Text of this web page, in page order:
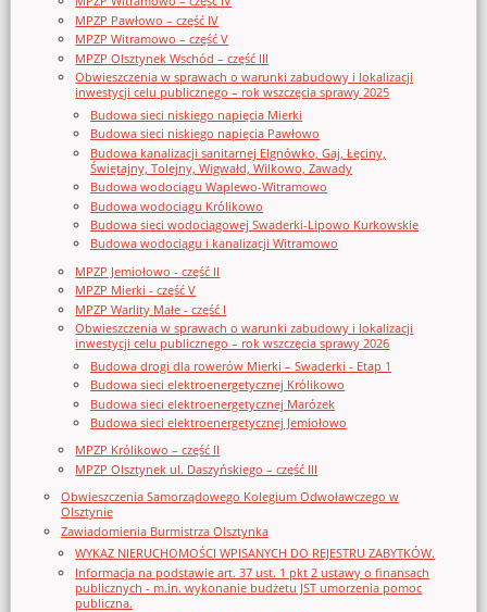
MPZP Pawłowo – część IV
MPZP Witramowo – część V
MPZP Olsztynek Wschód – część III
Obwieszczenia w sprawach o warunki zabudowy i lokalizacji
inwestycji celu publicznego – rok wszczęcia sprawy 2025
Budowa sieci niskiego napięcia Mierki
Budowa sieci niskiego napięcia Pawłowo
Budowa kanalizacji sanitarnej Elgnówko, Gaj, Łęciny,
Świętajny, Tolejny, Wigwałd, Wilkowo, Zawady
Budowa wodociągu Waplewo-Witramowo
Budowa wodociągu Królikowo
Budowa sieci wodociągowej Swaderki-Lipowo Kurkowskie
Budowa wodociągu i kanalizacji Witramowo
MPZP Jemiołowo - część II
MPZP Mierki - część V
MPZP Warlity Małe - część I
Obwieszczenia w sprawach o warunki zabudowy i lokalizacji
inwestycji celu publicznego – rok wszczęcia sprawy 2026
Budowa drogi dla rowerów Mierki – Swaderki - Etap 1
Budowa sieci elektroenergetycznej Królikowo
Budowa sieci elektroenergetycznej Marózek
Budowa sieci elektroenergetycznej Jemiołowo
MPZP Królikowo – część II
MPZP Olsztynek ul. Daszyńskiego – część III
Obwieszczenia Samorządowego Kolegium Odwoławczego w
Olsztynie
Zawiadomienia Burmistrza Olsztynka
WYKAZ NIERUCHOMOŚCI WPISANYCH DO REJESTRU ZABYTKÓW.
Informacja na podstawie art. 37 ust. 1 pkt 2 ustawy o finansach
publicznych - m.in. wykonanie budżetu JST umorzenia pomoc
publiczna.